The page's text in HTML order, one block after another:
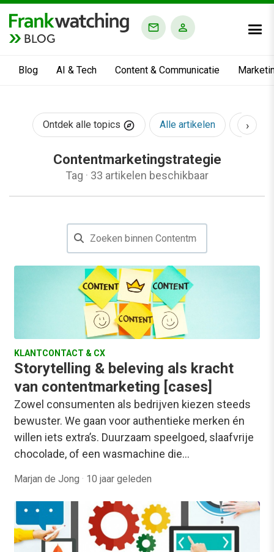
BLOG
Blog AI & Tech Content & Communicatie
Ontdek alle topics Alle artikelen AI &
›
Contentmarketingstrategie
Tag · 33 artikelen beschikbaar
KLANTCONTACT & CX
Storytelling & beleving als kracht
van contentmarketing [cases]
Zowel consumenten als bedrijven kiezen steeds
bewuster. We gaan voor authentieke merken én
willen iets extra’s. Duurzaam speelgoed, slaafvrije
chocolade, of een wasmachine die…
Marjan de Jong · 10 jaar geleden